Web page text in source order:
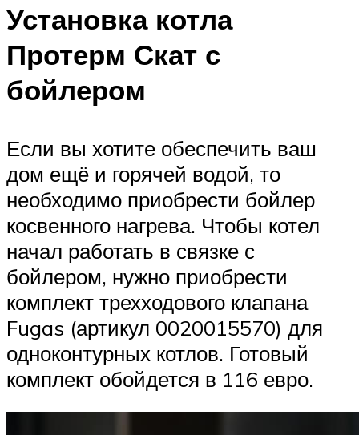
Установка котла
Протерм Скат с
бойлером
Если вы хотите обеспечить ваш
дом ещё и горячей водой, то
необходимо приобрести бойлер
косвенного нагрева. Чтобы котел
начал работать в связке с
бойлером, нужно приобрести
комплект трехходового клапана
Fugas (артикул 0020015570) для
одноконтурных котлов. Готовый
комплект обойдется в 116 евро.